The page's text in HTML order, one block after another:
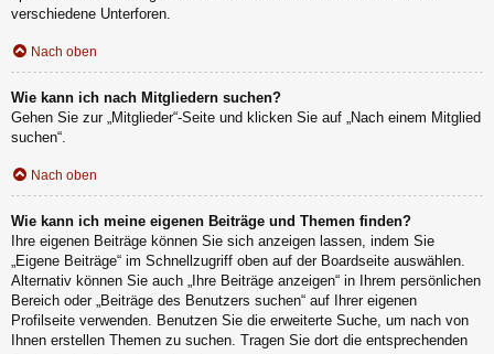
verschiedene Unterforen.
Nach oben
Wie kann ich nach Mitgliedern suchen?
Gehen Sie zur „Mitglieder“-Seite und klicken Sie auf „Nach einem Mitglied
suchen“.
Nach oben
Wie kann ich meine eigenen Beiträge und Themen finden?
Ihre eigenen Beiträge können Sie sich anzeigen lassen, indem Sie
„Eigene Beiträge“ im Schnellzugriff oben auf der Boardseite auswählen.
Alternativ können Sie auch „Ihre Beiträge anzeigen“ in Ihrem persönlichen
Bereich oder „Beiträge des Benutzers suchen“ auf Ihrer eigenen
Profilseite verwenden. Benutzen Sie die erweiterte Suche, um nach von
Ihnen erstellen Themen zu suchen. Tragen Sie dort die entsprechenden